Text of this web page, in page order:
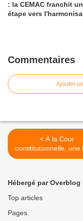
: la CEMAC franchit
étape vers
Commentaires
Ajouter
< À la Cour
constitutionnelle, une
vivante de
Hébergé par Overblog
Top articles
Pages